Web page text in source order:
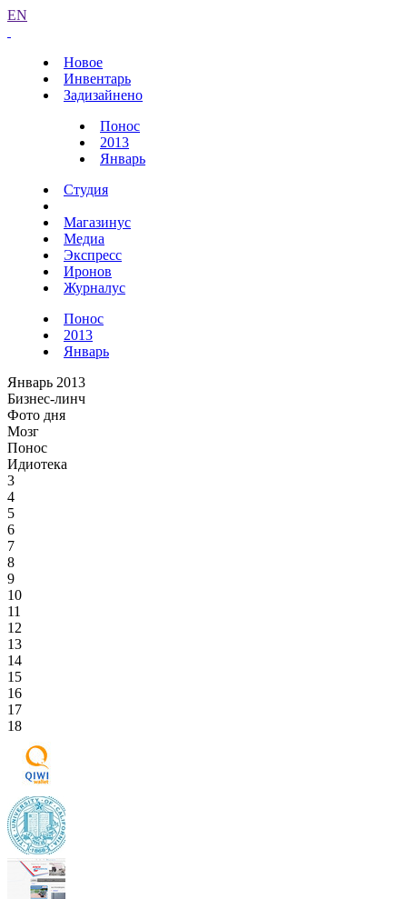
EN
Новое
Инвентарь
Задизайнено
Понос
2013
Январь
Студия
Магазинус
Медиа
Экспресс
Иронов
Журналус
Понос
2013
Январь
Январь 2013
Бизнес-линч
Фото дня
Мозг
Понос
Идиотека
3
4
5
6
7
8
9
10
11
12
13
14
15
16
17
18